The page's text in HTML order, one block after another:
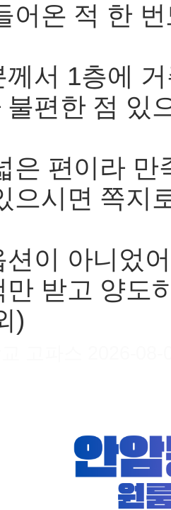
어온 적 한
께서 1층에
불편한 점 있
은 편이라 만
으시면 쪽지
션이 아니었
만 받고 양도
)